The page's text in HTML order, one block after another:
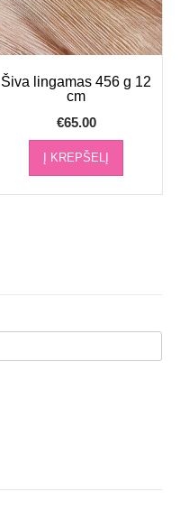
Šiva lingamas 456 g 12
cm
€65.00
Į KREPŠELĮ